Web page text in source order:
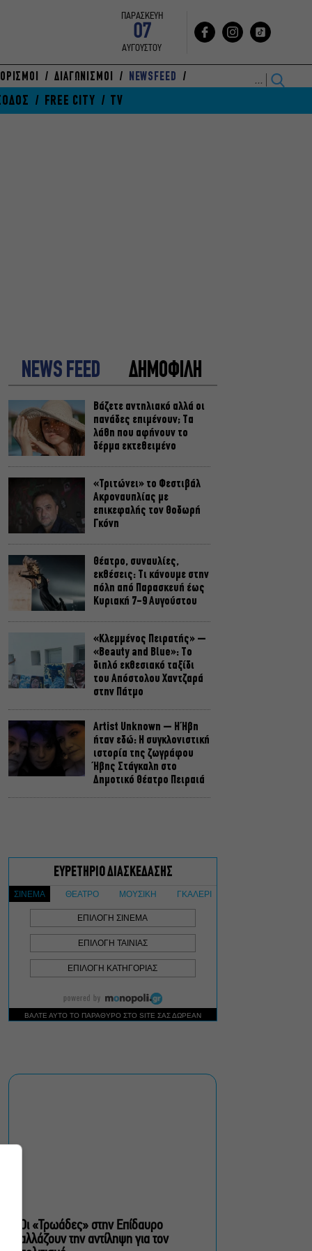
ΠΑΡΑΣΚΕΥΗ
07
ΑΥΓΟΥΣΤΟΥ
ΔΙΑΓΩΝΙΣΜΟΙ NEWSFEED
FREE CITY TV
NEWS FEED ΔΗΜΟΦΙΛΗ
Βάζετε αντηλιακό αλλά οι
πανάδες επιμένουν; Τα
λάθη που αφήνουν το
δέρμα εκτεθειμένο
«Τριτώνει» το Φεστιβάλ
Ακροναυπλίας με
επικεφαλής τον Θοδωρή
Γκόνη
Θέατρο, συναυλίες,
εκθέσεις: Τι κάνουμε στην
πόλη από Παρασκευή έως
Κυριακή 7-9 Αυγούστου
«Κλεμμένος Πειρατής» –
«Beauty and Blue»: Το
διπλό εκθεσιακό ταξίδι
του Απόστολου Χαντζαρά
στην Πάτμο
Artist Unknown – Η Ήβη
ήταν εδώ: Η συγκλονιστική
ιστορία της ζωγράφου
Ήβης Στάγκαλη στο
Δημοτικό Θέατρο Πειραιά
δημιουργία ορχήστρας
δωματίου
του πολυβραβευμένου
Brian Friel τον Οκτώβριο
στο Θέατρο Μπέλλος
Λάκης Χαλκιάς: Πλήθος
κόσμου στο τελευταίο
“αντίο” στο Α’
Νεκροταφείο Αθηνών
αθηναϊκά θέατρα θα δούμε
Οι «Τρωάδες» στην Επίδαυρο
αλλάζουν την αντίληψη για τον